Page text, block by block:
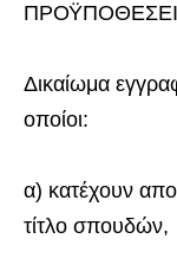
Δικαίωμα
οποίοι:
α) κατέχουν
τίτλο σπουδών,